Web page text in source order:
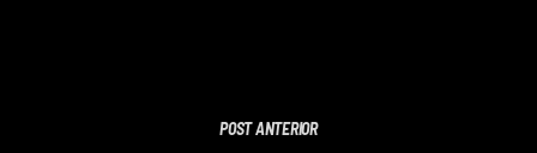
POST ANTERIOR